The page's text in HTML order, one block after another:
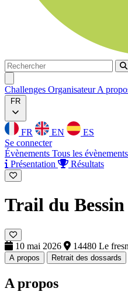
Rechercher
Challenges OrganisateurA
FR
FR EN
ES
Se connecter
Évènements Tous les évènements
Présentation
Résultats
Trail du Bessin
10 mai 2026 14480 Le
A propos Retrait des dossards
A propos